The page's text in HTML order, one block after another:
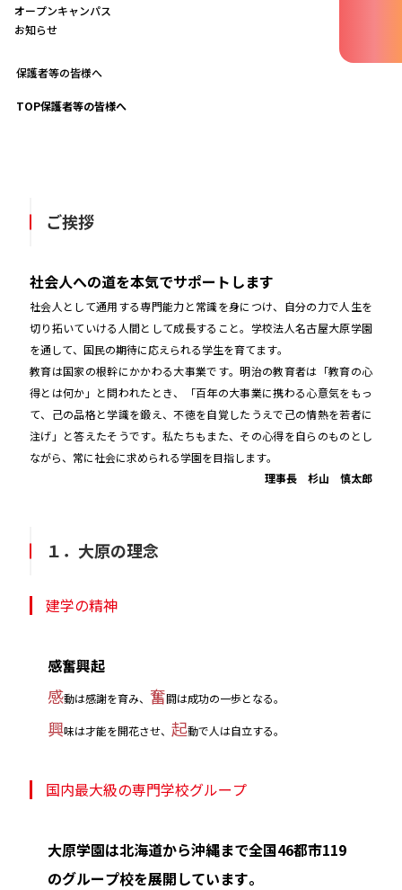
オープンキャンパス
お知らせ
保護者等の皆様へ
TOP保護者等の皆様へ
ご挨拶
社会人への道を本気でサポートします
社会人として通用する専門能力と常識を身につけ、自分の力で人生を
切り拓いていける人間として成長すること。学校法人名古屋大原学園
を通して、国民の期待に応えられる学生を育てます。
教育は国家の根幹にかかわる大事業です。明治の教育者は「教育の心
得とは何か」と問われたとき、「百年の大事業に携わる心意気をもっ
て、己の品格と学識を鍛え、不徳を自覚したうえで己の情熱を若者に
注げ」と答えたそうです。私たちもまた、その心得を自らのものとし
ながら、常に社会に求められる学園を目指します。
理事長 杉山 慎太郎
１．大原の理念
建学の精神
感奮興起
感動は感謝を育み、 奮闘は成功の一歩となる。
興味は才能を開花させ、 起動で人は自立する。
国内最大級の専門学校グループ
大原学園は北海道から沖縄まで全国46都市119
のグループ校を展開しています。